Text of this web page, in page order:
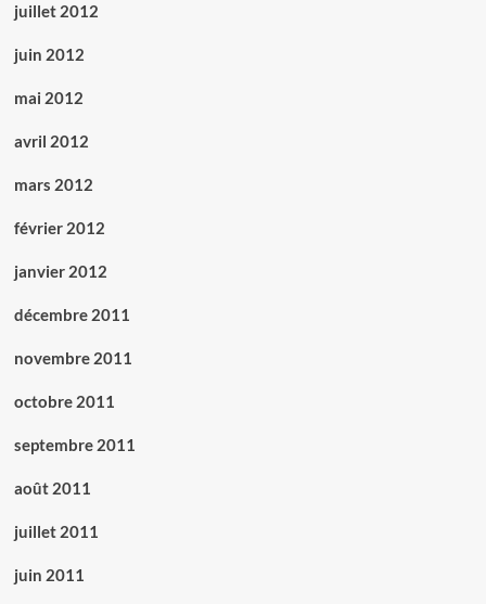
juillet 2012
juin 2012
mai 2012
avril 2012
mars 2012
février 2012
janvier 2012
décembre 2011
novembre 2011
octobre 2011
septembre 2011
août 2011
juillet 2011
juin 2011